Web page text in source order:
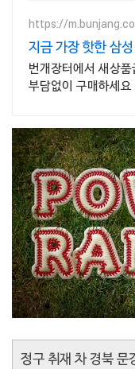
https://
지금 가장 핫한 삼
중고거래
번개장터에서 새상
부담없이 구매하세요
정구 취재 차 경북 문